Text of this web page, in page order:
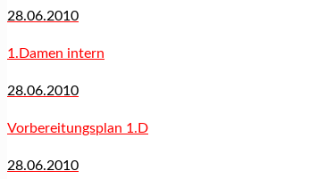
28.06.2010
1.Damen intern
28.06.2010
Vorbereitungsplan 1.D
28.06.2010